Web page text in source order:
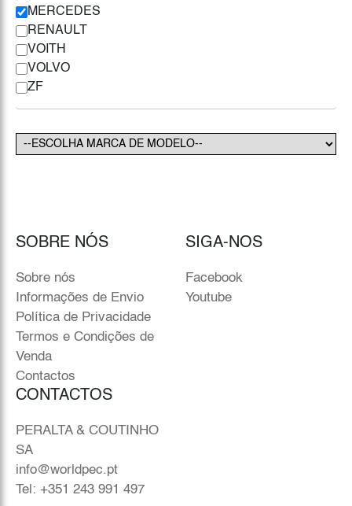
MERCEDES
RENAULT
VOITH
VOLVO
ZF
SOBRE NÓS
Sobre nós
Informações de Envio
Política de Privacidade
Termos e Condições de
Venda
Contactos
SIGA-NOS
Facebook
Youtube
CONTACTOS
PERALTA & COUTINHO
SA
info@worldpec.pt
Tel: +351 243 991 497